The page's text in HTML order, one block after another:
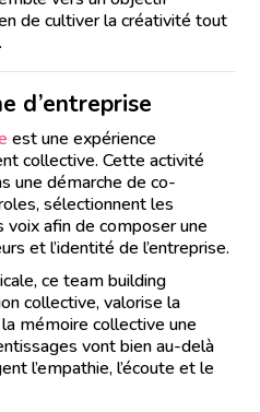
de cultiver la créativité tout
d’entreprise
est une expérience
collective. Cette activité
une démarche de co-
sélectionnent les
afin de composer une
et l’identité de l’entreprise.
ce team building
collective, valorise la
mémoire collective une
vont bien au-delà
l’empathie, l’écoute et le